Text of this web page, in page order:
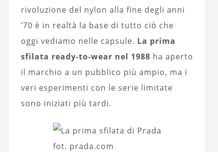
rivoluzione del nylon alla fine degli anni
’70 è in realtà la base di tutto ciò che
oggi vediamo nelle capsule. La prima
sfilata ready-to-wear nel 1988 ha aperto
il marchio a un pubblico più ampio, ma i
veri esperimenti con le serie limitate
sono iniziati più tardi.
fot. prada.com